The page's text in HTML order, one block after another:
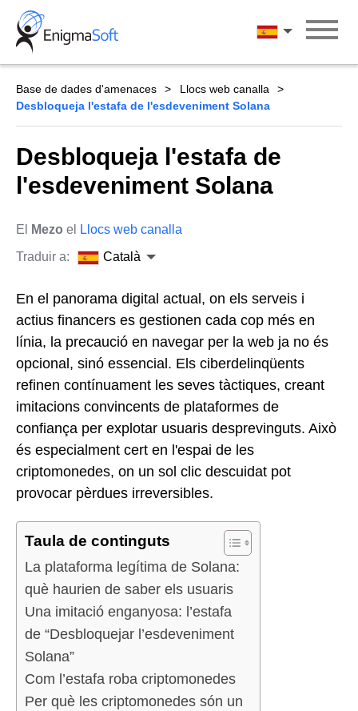
Skip
content
Català
Base de dades d'amenaces
Llocs web canalla
Desbloqueja l'estafa de l'esdeveniment Solana
Desbloqueja l'estafa de
l'esdeveniment Solana
El Mezo el
Llocs web canalla
Traduir a:
Català
En el panorama digital actual, on els serveis i
actius financers es gestionen cada cop més en
línia, la precaució en navegar per la web ja no és
opcional, sinó essencial. Els ciberdelinqüents
refinen contínuament les seves tàctiques, creant
imitacions convincents de plataformes de
confiança per explotar usuaris desprevinguts. Això
és especialment cert en l'espai de les
criptomonedes, on un sol clic descuidat pot
provocar pèrdues irreversibles.
Taula de continguts
La plataforma legítima de Solana:
què haurien de saber els usuaris
Una imitació enganyosa: l’estafa
de “Desbloquejar l’esdeveniment
Solana”
Com l’estafa roba criptomonedes
Per què les criptomonedes són un